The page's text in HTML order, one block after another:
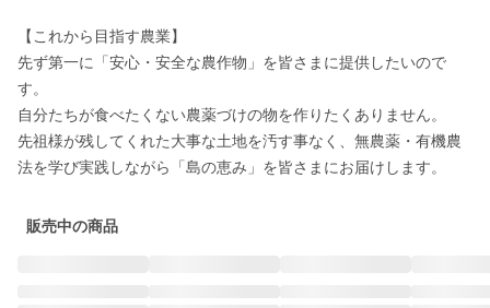
【これから目指す農業】
先ず第一に「安心・安全な農作物」を皆さまに提供したいので
す。
自分たちが食べたくない農薬づけの物を作りたくありません。
先祖様が残してくれた大事な土地を汚す事なく、無農薬・有機農
法を学び実践しながら「島の恵み」を皆さまにお届けします。
販売中の商品